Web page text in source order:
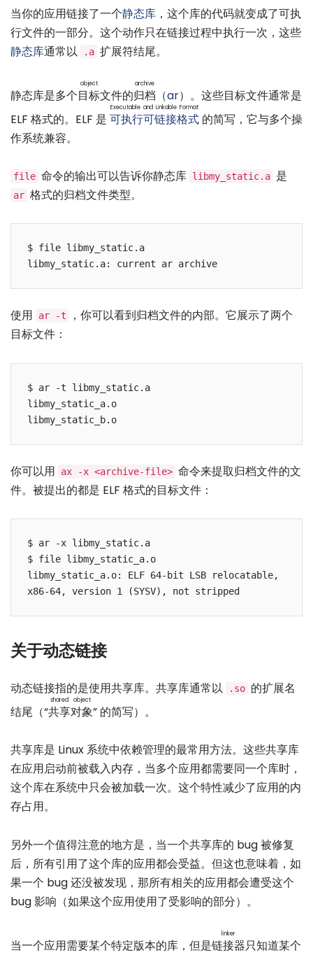
当你的应用链接了一个静态库 ，这个库的代码就变成了可执
行文件的一部分。这个动作只在链接过程中执行一次，这些
静态库通常以 .a 扩展符结尾。
静态库是多个目标
object
文件的归档
archive
（ar）。这些目标文件通常是
ELF 格式的。ELF 是 可执行可链接格式
Executable and Linkable Format
的简写，它与多个操
作系统兼容。
file 命令的输出可以告诉你静态库 libmy_static.a 是
ar 格式的归档文件类型。
$ file libmy_static.a
使用 ar -t
，你可以看到归档文件的内部。它展示了两个
目标文件：
$ ar -t libmy_static.a
libmy_static_a.o
你可以用 ax -x <archive-file> 命令来提取归档文件的文
件。被提出的都是 ELF 格式的目标文件：
$ ar -x libmy_static.a
$ file libmy_static_a.o
libmy_static_a.o: ELF 64-bit LSB relocatable,
关于动态链接
动态链接指的是使用共享库。共享库通常以 .so 的扩展名
结尾（“共享对象
shared object
” 的简写）。
共享库是 Linux 系统中依赖管理的最常用方法。这些共享库
在应用启动前被载入内存，当多个应用都需要同一个库时，
这个库在系统中只会被加载一次。这个特性减少了应用的内
存占用。
另外一个值得注意的地方是，当一个共享库的 bug 被修复
后，所有引用了这个库的应用都会受益。但这也意味着，如
果一个 bug 还没被发现，那所有相关的应用都会遭受这个
bug 影响（如果这个应用使用了受影响的部分）。
当一个应用需要某个特定版本的库，但是链接器
linker
只知道某个